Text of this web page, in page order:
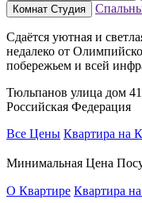
Комнат Студия
Сдаётся уютная и
недалеко от
побережьем и всей
Тюльпанов улица дом
Российская Федерация
Все Цены Квартира на
Минимальная Цена
О Квартире Квартира